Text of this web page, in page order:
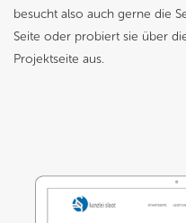
besucht also auch gerne die
Seite oder probiert sie über
Projektseite aus.